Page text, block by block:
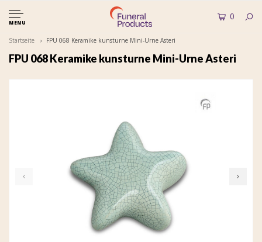
MENU
0
Startseite FPU 068 Keramike kunsturne Mini-Urne Asteri
FPU 068 Keramike kunsturne Mini-Urne Asteri